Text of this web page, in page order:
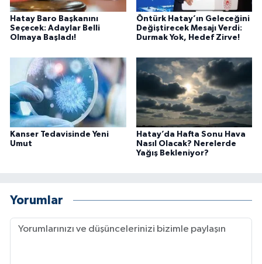
Hatay Baro Başkanını
Seçecek: Adaylar Belli
Olmaya Başladı!
Öntürk Hatay’ın Geleceğini
Değiştirecek Mesajı Verdi:
Durmak Yok, Hedef Zirve!
Kanser Tedavisinde Yeni
Umut
Hatay’da Hafta Sonu Hava
Nasıl Olacak? Nerelerde
Yağış Bekleniyor?
Yorumlar